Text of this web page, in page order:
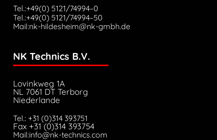
Tel.:+49(0) 5121/74994–0
Tel.:+49(0) 5121/74994–50
Mail:nk-hildesheim@nk-gmbh.de
NK Technics B.V.
Lovinkweg 1A
NL 7061 DT Terborg
Niederlande
Tel.: +31 (0)314 393751
Fax +31 (0)314 393754
Mail:info@nk-technics.com